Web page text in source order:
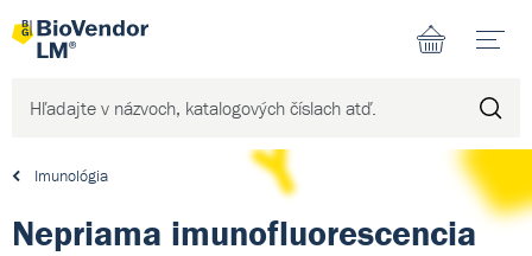
Imunológia
Nepriama imunofluorescencia